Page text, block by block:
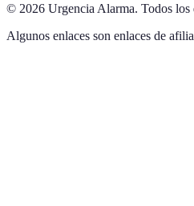
© 2026 Urgencia Alarma. Todos los
Algunos enlaces son enlaces de